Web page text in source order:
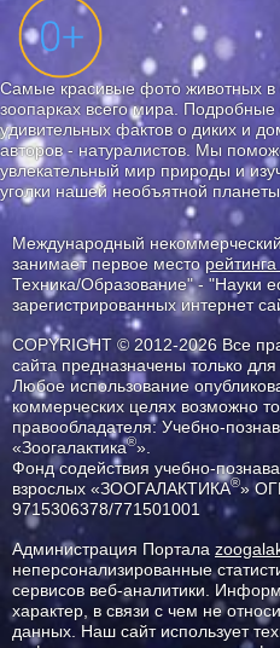
Самые красивые фото животных в
зоопарках всего мира.
удивительных фактов о диких и
авторов - натуралистов. Мы
увлекательный мир природы и
уголки нашей необъятной
Международный
занимает первое место
Техника/Образование" - "Науки
зарегистрированных интернет
COPYRIGHT © 2012-2026 Все
сайта предназначены только для
Любое использование
коммерческих целях возможно
правообладателя: Учебно-
«Зоогалактика®».
Фонд содействия учебно-
взрослых «ЗООГАЛАКТИКА®»
9715306378/771501001
Администрация Портала
неперсонализированные
сервисов веб-аналитики.
характер, в связи с чем не
данных. Наш сайт использует